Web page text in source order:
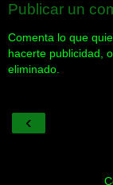
Publicar un
Comenta lo que
hacerte publicidad,
eliminado.
‹